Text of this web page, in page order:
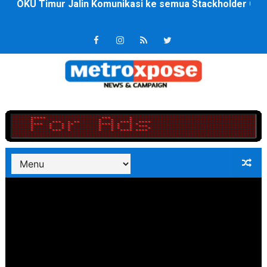
Jelang HUT RI ke 81Turnamen Olah Anak Muda Kota
Bobby Nasution Fokus Infrastruktur Daerah saat
Kompol Pieter Fredy Matahelumual Resmi Jadi
Anggota DPRD SBB Beri Masukan kepada Kadis
Air Sungai Bekasi Menghitam Berbusa dan Bau